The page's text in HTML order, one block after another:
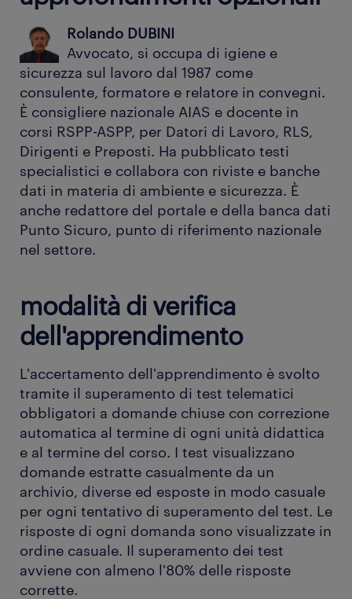
Rolando DUBINI
Avvocato, si occupa di igiene e
sicurezza sul lavoro dal 1987 come
consulente, formatore e relatore in convegni.
È consigliere nazionale AIAS e docente in
corsi RSPP-ASPP, per Datori di Lavoro, RLS,
Dirigenti e Preposti. Ha pubblicato testi
specialistici e collabora con riviste e banche
dati in materia di ambiente e sicurezza. È
anche redattore del portale e della banca dati
Punto Sicuro, punto di riferimento nazionale
nel settore.
modalità di verifica
dell'apprendimento
L'accertamento dell'apprendimento è svolto
tramite il superamento di test telematici
obbligatori a domande chiuse con correzione
automatica al termine di ogni unità didattica
e al termine del corso. I test visualizzano
domande estratte casualmente da un
archivio, diverse ed esposte in modo casuale
per ogni tentativo di superamento del test. Le
risposte di ogni domanda sono visualizzate in
ordine casuale. Il superamento dei test
avviene con almeno l'80% delle risposte
corrette.